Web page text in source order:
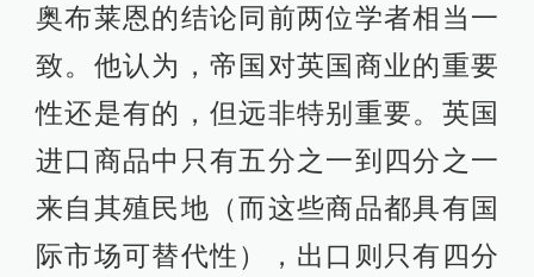
奥布莱恩的结论同前两位学者相当一
致。他认为，帝国对英国商业的重要
性还是有的，但远非特别重要。英国
进口商品中只有五分之一到四分之一
来自其殖民地（而这些商品都具有国
际市场可替代性），出口则只有四分